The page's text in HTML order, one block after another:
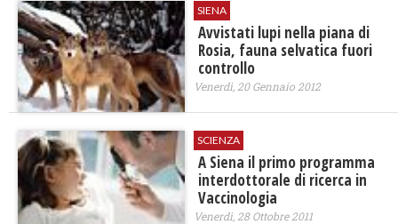
SIENA
Avvistati lupi nella piana di
Rosia, fauna selvatica fuori
controllo
Venerdì, 20 Gennaio 2012
SCIENZA
A Siena il primo programma
interdottorale di ricerca in
Vaccinologia
Venerdì, 28 Ottobre 2011